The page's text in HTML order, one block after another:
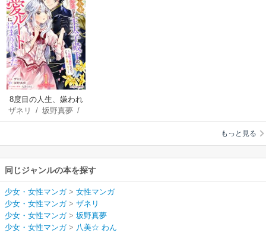
8度目の人生、嫌われ
ていたはずの王太子
殿下の溺愛ルートに
り側妃なのでどうぞ
お構いなく～
ザネリ /坂野真夢 /
八美☆ わん
もっと見る
同じジャンルの本を探す
少女・女性マンガ> 女性マンガ
少女・女性マンガ> ザネリ
少女・女性マンガ> 坂野真夢
少女・女性マンガ> 八美☆ わん